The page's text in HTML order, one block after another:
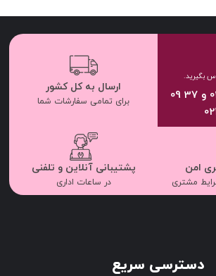
بگیرید.
33 37 11 33 - 021 و 37 09
ارسال به کل کشور
برای تمامی سفارشات شما
امن
مشتری
پشتیبانی آنلاین و تلفنی
در ساعات اداری
دسترسی سریع